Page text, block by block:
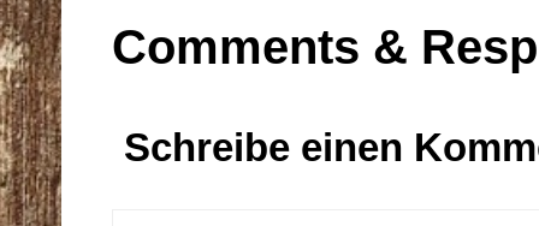
Comments &
Schreibe einen